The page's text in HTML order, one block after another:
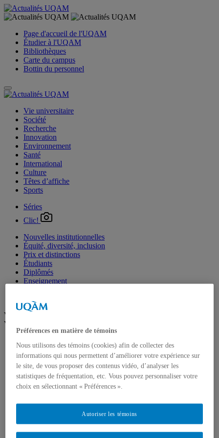
Page d'accueil de l'UQAM
Étudier à l'UQAM
Bibliothèques
Carte du campus
Bottin du personnel
Vie universitaire
Société
Recherche
Innovation
Environnement
Santé
International
Culture
Têtes d’affiche
Sports
Séries
Clic!
Nouvelles institutionnelles
Équité, diversité, inclusion
Prix et distinctions
Étudiants
Diplômés
Enseignement
Voir plus
Voir moins
Département de danse
Département de musique
Département d'études littéraires
Département d'histoire de l'art
École de design
École supérieure de théâtre
Institut du patrimoine
Préférences en matière de témoins
Nous utilisons des témoins (cookies) afin de collecter des
informations qui nous permettent d’améliorer votre expérience sur
le site, de vous proposer des contenus vidéo, d’analyser les
statistiques de fréquentation, etc. Vous pouvez personnaliser votre
choix en sélectionnant « Préférences ».
Autoriser les témoins